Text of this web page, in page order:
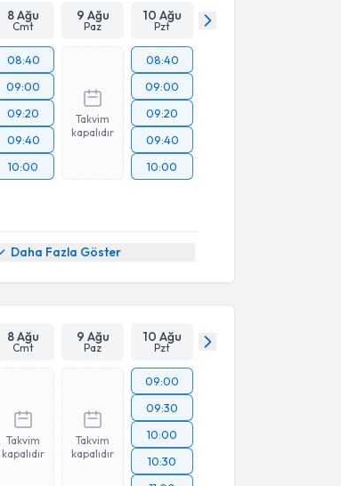
8 Ağu
Cmt
9 Ağu
Paz
10 Ağu
Pzt
08:40
09:00
09:20
09:40
10:00
Takvim
kapalıdır
08:40
09:00
09:20
09:40
10:00
Daha Fazla Göster
8 Ağu
Cmt
9 Ağu
Paz
10 Ağu
Pzt
Takvim
kapalıdır
Takvim
kapalıdır
09:00
09:30
10:00
10:30